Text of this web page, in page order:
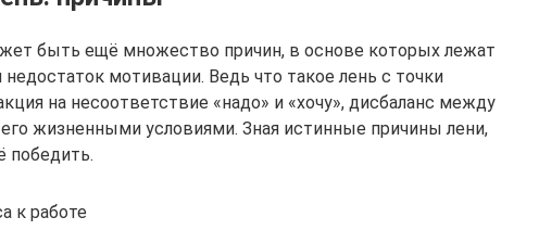
быть ещё множество причин, в основе которых лежат
мотивации. Ведь что такое лень с точки
на несоответствие «надо» и «хочу», дисбаланс между
жизненными условиями. Зная истинные причины лени,
победить.
к работе